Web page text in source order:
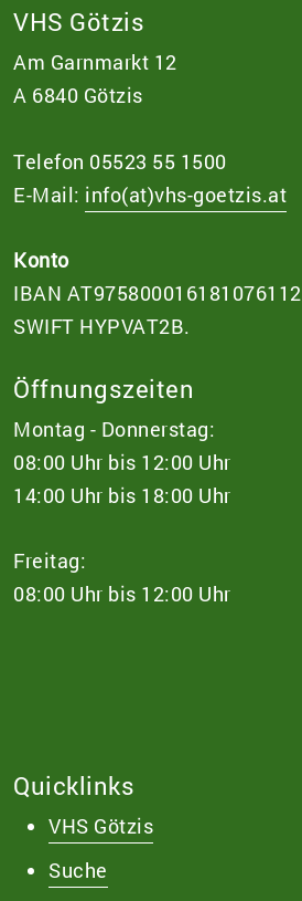
VHS Götzis
Am Garnmarkt 12
A 6840 Götzis
Telefon 05523 55 1500
E-Mail: info(at)vhs-goetzis.at
Konto
IBAN AT975800016181076112
SWIFT HYPVAT2B.
Öffnungszeiten
Montag - Donnerstag:
08:00 Uhr bis 12:00 Uhr
14:00 Uhr bis 18:00 Uhr
Freitag:
08:00 Uhr bis 12:00 Uhr
Quicklinks
VHS Götzis
Suche